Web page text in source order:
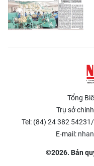
Tổng
Trụ sở
Tel: (84) 24 382
E-mail:
©2026. Bản